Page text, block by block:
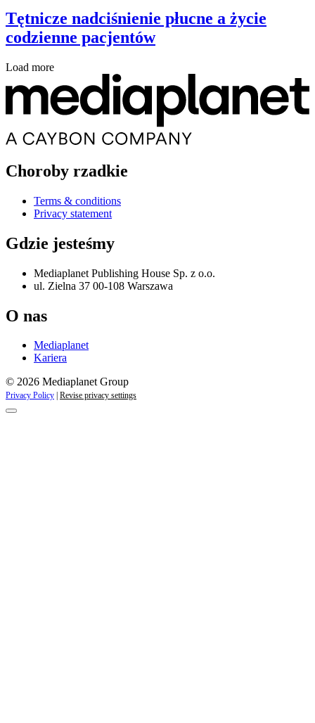
Tętnicze nadciśnienie płucne a życie
codzienne pacjentów
Load more
Choroby rzadkie
Terms & conditions
Privacy statement
Gdzie jesteśmy
Mediaplanet Publishing House Sp. z o.o.
ul. Zielna 37 00-108 Warszawa
O nas
Mediaplanet
Kariera
© 2026 Mediaplanet Group
Privacy Policy Revise privacy settings